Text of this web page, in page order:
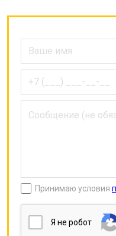
Принимаю условия
Я нe poбoт